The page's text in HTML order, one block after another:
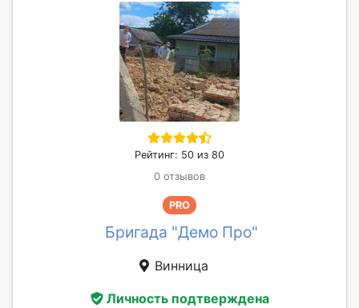
Рейтинг: 50 из 80
0 отзывов
PRO
Бригада "Демо Про"
Винница
Личность подтверждена